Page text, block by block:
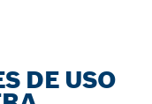
DE USO